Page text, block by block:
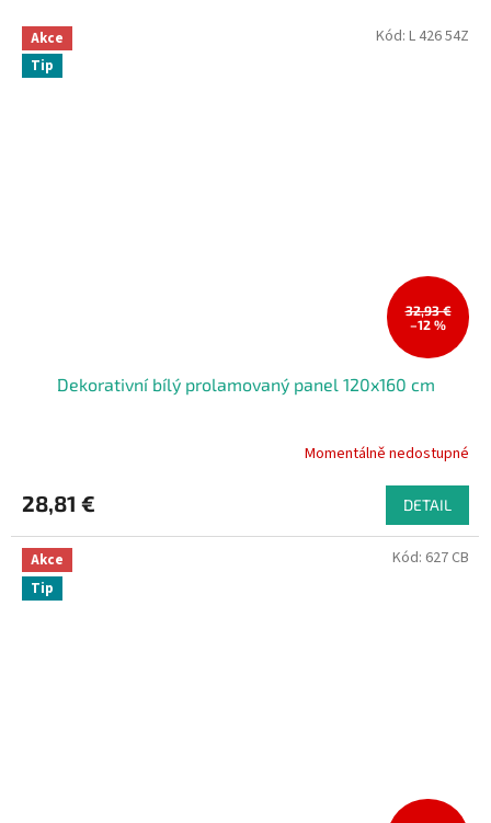
Akce
Tip
32,93 €
–12 %
Dekorativní bílý prolamovaný panel 120x160 cm
Momentálně nedostupné
28,81 € DETAIL
Kód: L 426 54Z
Akce
Tip
Kód: 627 CB